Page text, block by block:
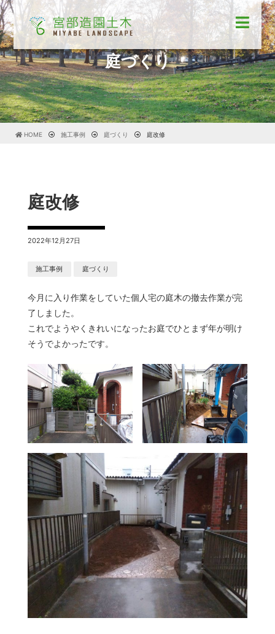
庭づくり
HOME 施工事例 庭づくり 庭改修
庭改修
2022年12月27日
施工事例 庭づくり
今月に入り作業をしていた個人宅の庭木の撤去作業が完
了しました。
これでようやくきれいになったお庭でひとまず年が明け
そうでよかったです。